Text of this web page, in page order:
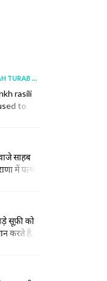
KAHNWA BAAJE HO BADHAIYA- SHAH TURAB AND HIS KRISHNA
rasili
to
age of
साहब
में पत्थर
का है
है जहाँ
सूफ़ी को
करते हैं,